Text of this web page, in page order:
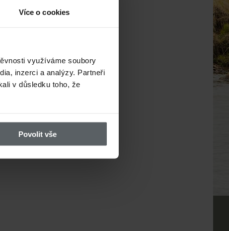
Více o cookies
využíváme soubory
inzerci a analýzy. Partneři
v důsledku toho, že
Povolit vše